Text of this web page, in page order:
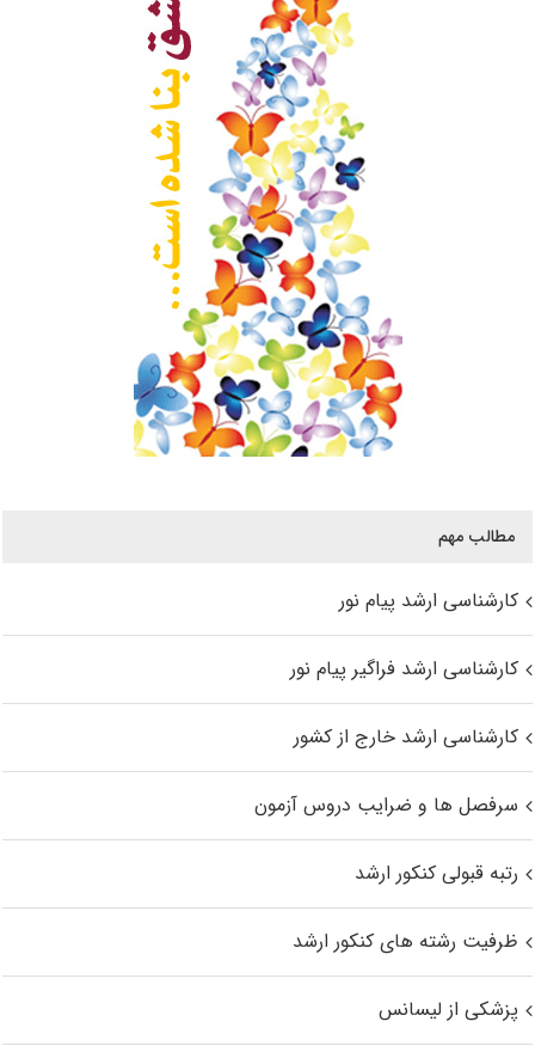
مطالب مهم
کارشناسی ارشد پیام نور
کارشناسی ارشد فراگیر پیام نور
کارشناسی ارشد خارج از کشور
سرفصل ها و ضرایب دروس آزمون
رتبه قبولی کنکور ارشد
ظرفیت رشته های کنکور ارشد
پزشکی از لیسانس